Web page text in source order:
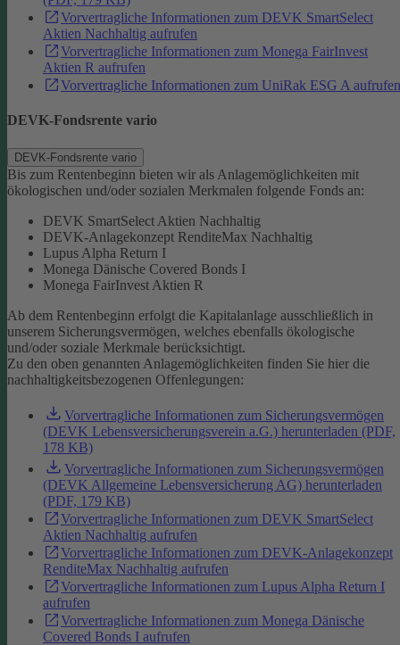
Vorvertragliche Informationen zum DEVK SmartSelect
Aktien Nachhaltig aufrufen
Vorvertragliche Informationen zum Monega FairInvest
Aktien R aufrufen
Vorvertragliche Informationen zum UniRak ESG A aufrufen
DEVK-Fondsrente vario
DEVK-Fondsrente vario
Bis zum Rentenbeginn bieten wir als Anlagemöglichkeiten mit
ökologischen und/oder sozialen Merkmalen folgende Fonds an:
DEVK SmartSelect Aktien Nachhaltig
DEVK-Anlagekonzept RenditeMax Nachhaltig
Lupus Alpha Return I
Monega Dänische Covered Bonds I
Monega FairInvest Aktien R
Ab dem Rentenbeginn erfolgt die Kapitalanlage ausschließlich in
unserem Sicherungsvermögen, welches ebenfalls ökologische
und/oder soziale Merkmale berücksichtigt.
Zu den oben genannten Anlagemöglichkeiten finden Sie hier die
nachhaltigkeitsbezogenen Offenlegungen:
Vorvertragliche Informationen zum Sicherungsvermögen
(DEVK Lebensversicherungsverein a.G.) herunterladen (PDF,
178 KB)
Vorvertragliche Informationen zum Sicherungsvermögen
(DEVK Allgemeine Lebensversicherung AG) herunterladen
(PDF, 179 KB)
Vorvertragliche Informationen zum DEVK SmartSelect
Aktien Nachhaltig aufrufen
Vorvertragliche Informationen zum DEVK-Anlagekonzept
RenditeMax Nachhaltig aufrufen
Vorvertragliche Informationen zum Lupus Alpha Return I
aufrufen
Vorvertragliche Informationen zum Monega Dänische
Covered Bonds I aufrufen